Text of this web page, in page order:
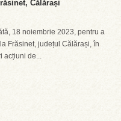
Călărași
18 noiembrie 2023, pentru a
Frăsinet, județul Călărași, în
acțiuni de...